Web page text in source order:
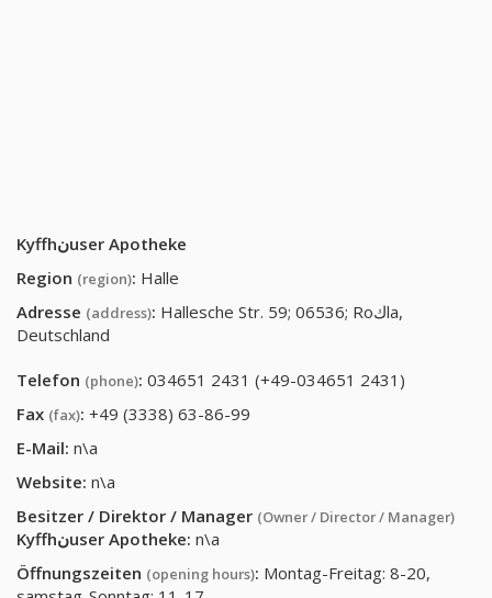
Kyffhنuser Apotheke
Region (region): Halle
Adresse (address): Hallesche Str. 59; 06536; Roكla,
Deutschland
Telefon (phone): 034651 2431 (+49-034651 2431)
Fax (fax): +49 (3338) 63-86-99
E-Mail: n\a
Website: n\a
Besitzer / Direktor / Manager (Owner / Director / Manager)
Kyffhنuser Apotheke: n\a
Öffnungszeiten (opening hours): Montag-Freitag: 8-20,